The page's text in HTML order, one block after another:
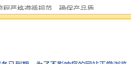
程严格遵循规范，确保产品质
入沟通，了解具体使用场景、工
性化方案。